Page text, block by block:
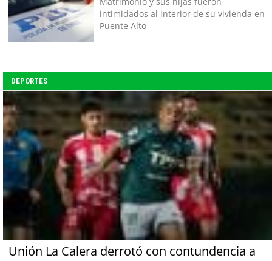
intimidados al interior de su vivienda en
Puente Alto
DEPORTES
Unión La Calera derrotó con contundencia a